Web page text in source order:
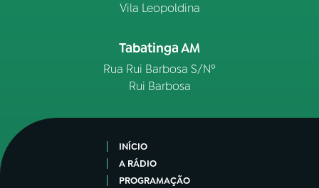
Vila Leopoldina
Tabatinga AM
Rua Rui Barbosa S/Nº
Rui Barbosa
INÍCIO
A RÁDIO
PROGRAMAÇÃO